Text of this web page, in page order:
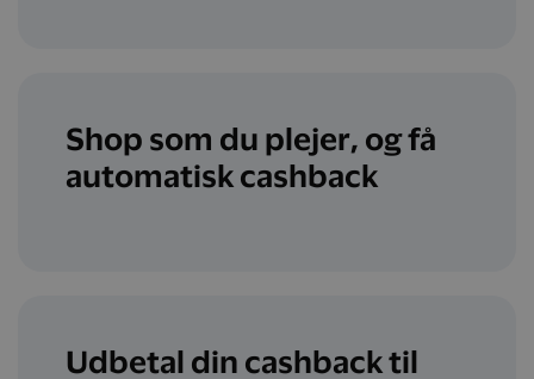
Shop som du plejer, og få
automatisk cashback
Udbetal din cashback til